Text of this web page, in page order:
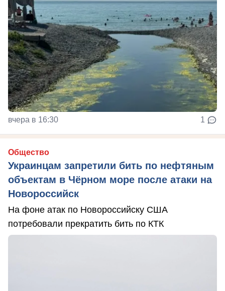
вчера в 16:30 1
Общество
Украинцам запретили бить по нефтяным
объектам в Чёрном море после атаки на
Новороссийск
На фоне атак по Новороссийску США
потребовали прекратить бить по КТК